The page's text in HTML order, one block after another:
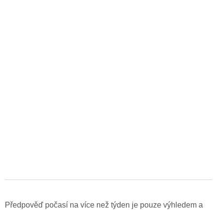
Předpověď počasí na více než týden je pouze výhledem a